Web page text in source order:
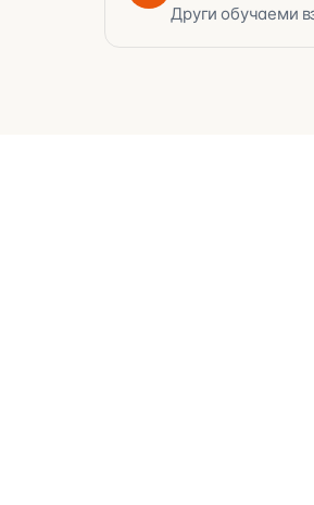
Други обучаеми